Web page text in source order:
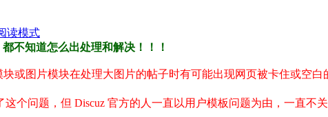
读模式
不知道怎么出处理和解决！！！
或图片模块在处理大图片的帖子时有可能出现网页被卡住或空
个问题，但 Discuz 官方的人一直以用户模板问题为由，一直不